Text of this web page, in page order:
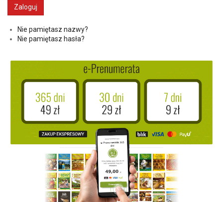
Nie pamiętasz nazwy?
Nie pamiętasz hasła?